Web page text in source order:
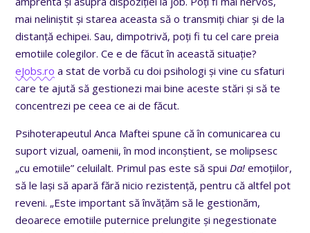
mai neliniștit și starea aceasta să o transmiți chiar și de la
distanță echipei. Sau, dimpotrivă, poți fi tu cel care preia
emotiile colegilor. Ce e de făcut în această situație?
eJobs.ro a stat de vorbă cu doi psihologi și vine cu sfaturi
care te ajută să gestionezi mai bine aceste stări și să te
concentrezi pe ceea ce ai de făcut.
Psihoterapeutul Anca Maftei spune că în comunicarea cu
suport vizual, oamenii, în mod inconștient, se molipsesc
„cu emotiile” celuilalt. Primul pas este să spui Da! emoțiilor,
să le lași să apară fără nicio rezistență, pentru că altfel pot
reveni. „Este important să învățăm să le gestionăm,
deoarece emotiile puternice prelungite și negestionate